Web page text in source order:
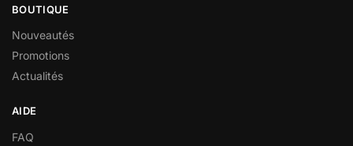
BOUTIQUE
Nouveautés
Promotions
Actualités
AIDE
FAQ